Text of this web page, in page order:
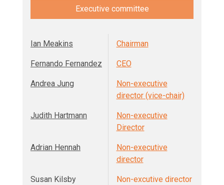
Executive committee
Ian Meakins Chairman
Fernando Fernandez CEO
Andrea Jung
Non-executive
director (vice-chair)
Judith Hartmann
Non-executive
Director
Adrian Hennah
Non-executive
director
Susan Kilsby Non-excutive director